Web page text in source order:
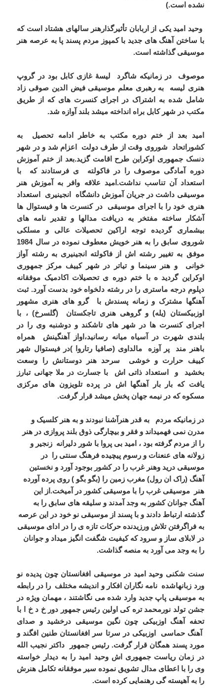
نشده است.)
وحید امید یکی از اربابان تأثیرگذارهنر سالهای هشتاد است که
با ساختن آهنگ های جدید با کمپوز مردم پسند پا به عرصه هنر
موسیقی گذاشته است.
موصوف در زمانیکه شاگرد لیسۀ غازی کابل بود در گروپ
هنری لیسه به رهبری معلم موسیقی فیض الدین صوقی زاد
شامل شده به اشتراک در اجرای کنسرت های که از طریق
مکتب در شهر کابل براه انداخته میشد بلند آوازه شد.
امید بعد از ختم دوره مکتب به خاطر ادامه تحصیل به
کشوراتحاد شوروی وقت از طرف دولت اعزام شد و در شهر
دنسک جمهوری اوکراین طرح اقامت گزید.بعد از ختم آموزش
دوره آمادگی موصوف را در فاکولته ی فرستادند که با
استعداد آن تناسب نداشت.امید علاقه وافر به آموزش هنر
موسیقی داشت در جریان آموزش دانشگاه انجینیری استعداد
هنری خود را با اجرای موسیقی در کنسرت ها و فیستوال ها
آشکار ساخته مفتخر به دریافت مدالها و تقدیر نامه های
بیشماری گردیده توجه اراکین تحصیلات عالی و مسلکی
شوروی سابق را به هنر خویش معطوف نموده در سال 1984
موفق به تغییر رشته اش از فاکولته انجینیری به رشته آواز
خوانی و هنر سینما و تیاتر در شهر کییف مرکز جمهوری
اوکراین گردید ه با ختم دوره ی تحصیلات اکادمیک موفقانه
دپلوم درجه ماستری را در رشته دلخواه خود بدست آورد. ثبت
آهنگها مشترک و زمانه پسندش با گرو های هنری مشهور
اوزبیکستان (یله) و گروهی هنری تاجکستان (گلسرخ) ، با
اجرای کنسرت ها در شهر های تاشکند و دوشنبه وی را در
بلندی شهرت در آسیاه میانه رسانید،اواز آهنگینش همراه
باهنر مند پر آوزه مالداوی (صافیا رتاروا )در فیستوال شهر
کییف حرارت و خوشی سرحد هنر دوستانش را وسعت
بخشید و استعداد ذاتی اش با جسارت در ملا جهانی تبارز
یافت که بار بار آهنگها اش در پرده تلویزون های مرکزی
مسکوه که در نیمه جهان پخش میشد قرار گرفت.
در زمانیکه مردم به قدر هنرآشنا نبودند و به هنر کلسیک و
مدرن نمی فهمیداند و فقر و بیچارگی ذوق بلند پروازی در هنر
را از مردم گرفته بود ، امید بی پروا با شور دلیرانه زنجیر و
زولانه های عنعنات و رسوم پیچیده فرهنگ سنتی را در
موسیقی درید وهنر غرب را در کشور بوجود آورد و نخستین
آهنگ (راک ان رول) مغرب زمین را (بگو بگو ) روی پرده آورده
هنر موسیقی غرب را با موسیقی کشور در آمیخت.از این
آهنگ جوانان کشور به وجد آمدند و سلیقه های سابق را به
گذشته ارتباط دادند و با پسند از موسیقی نو خود در این عرصه
به فراگرفتن تلاش ورزیدنده حرکات تازه ی را در ادای موسیقی
در لابلای ساز و سرود که کیفیت شگفت انگیز میداد و جوانان
را به وجد می آورد به منصه گذاشت.
سنت شکنی وحید امید در موسیقی افغانستان چون پدیده نو
ورد زبانهاشده نامه نگاران افکار و اندیشه مختلف را در رابطه
به موسیقی پاپ جدید وارد شده می نگاشتند ، مهمان ویژه در
جشن تولد نورمحمد تره کی اولین رئیس جمهور دور خ د خ ا با
تحفه آهنگ اوزبیکی چون نگین موسیقی درخشید و صدای
آهنگ حماسی اوزبیکی در سرتا سر افغانستان طنین افگند و
مورد پسند همگان قرار گرفت. رئیس جمهور داکتر نجیب الله
در زمان ریاست جمهوری اش وحید امید را به دیدار خواسته
وی را با اعطای مدال تشویق نموده سیر موفقانه تکامل هنرش
را به آهیسته گی رهنمایی کرده است.